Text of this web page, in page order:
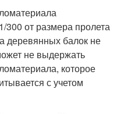
300 от размера пролета
деревянных балок не
не выдержать
которое
с учетом